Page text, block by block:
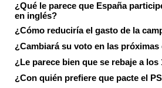
¿Qué le parece que España
en inglés?
¿Cómo reduciría el gasto de la
¿Cambiará su voto en las
¿Le parece bien que se rebaje a
¿Con quién prefiere que pacte el